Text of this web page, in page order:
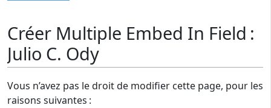
Créer Multiple Embed In Field :
Julio C. Ody
Vous n’avez pas le droit de modifier cette page, pour les
raisons suivantes :